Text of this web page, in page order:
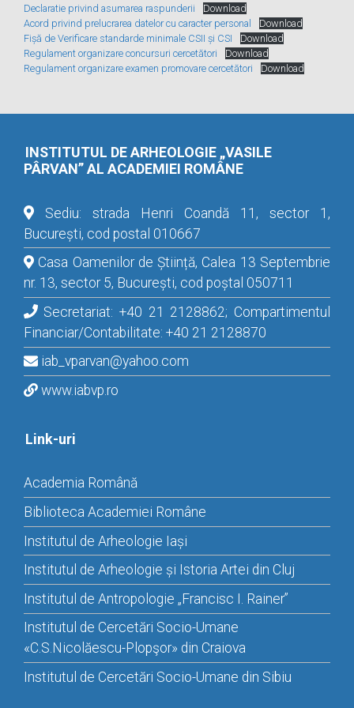
Declaratie privind asumarea raspunderii
Download
Acord privind prelucrarea datelor cu caracter personal
Download
Fișă de Verificare standarde minimale CSII și CSI
Download
Regulament organizare concursuri cercetători
Download
Regulament organizare examen promovare cercetători
Download
INSTITUTUL DE ARHEOLOGIE „VASILE
PÂRVAN” AL ACADEMIEI ROMÂNE
Sediu: strada Henri Coandă 11, sector 1,
București, cod postal 010667
Casa Oamenilor de Știință, Calea 13 Septembrie
nr. 13, sector 5, București, cod poștal 050711
Secretariat: +40 21 2128862; Compartimentul
Financiar/Contabilitate: +40 21 2128870
iab_vparvan@yahoo.com
www.iabvp.ro
Link-uri
Academia Română
Biblioteca Academiei Române
Institutul de Arheologie Iași
Institutul de Arheologie și Istoria Artei din Cluj
Institutul de Antropologie „Francisc I. Rainer”
Institutul de Cercetări Socio-Umane
«C.S.Nicolăescu-Plopşor» din Craiova
Institutul de Cercetări Socio-Umane din Sibiu